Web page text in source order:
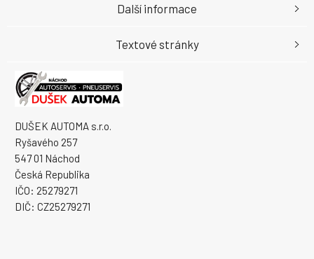
DUŠEK AUTOMA s.r.o.
Ryšavého 257
547 01 Náchod
Česká Republika
IČO: 25279271
DIČ: CZ25279271
Další informace
Textové stránky